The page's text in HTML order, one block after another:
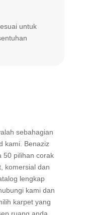
untuk
sebahagian
kami. Benaziz
50 pilihan corak
komersial dan
lengkap
kami dan
karpet yang